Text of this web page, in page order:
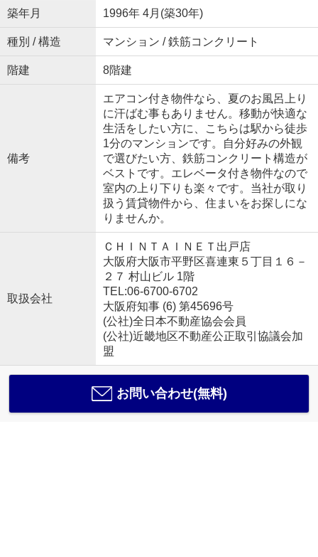
築年月 1996年 4月(築30年)
種別 / 構造 マンション / 鉄筋コンクリート
階建 8階建
備考
エアコン付き物件なら、夏のお風呂上り
に汗ばむ事もありません。移動が快適な
生活をしたい方に、こちらは駅から徒歩
1分のマンションです。自分好みの外観
で選びたい方、鉄筋コンクリート構造が
ベストです。エレベータ付き物件なので
室内の上り下りも楽々です。当社が取り
扱う賃貸物件から、住まいをお探しにな
りませんか。
取扱会社
ＣＨＩＮＴＡＩＮＥＴ出戸店
大阪府大阪市平野区喜連東５丁目１６－
２７ 村山ビル 1階
TEL:06-6700-6702
大阪府知事 (6) 第45696号
(公社)全日本不動産協会会員
(公社)近畿地区不動産公正取引協議会加
盟
お問い合わせ(無料)